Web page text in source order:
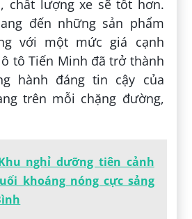
chất lượng xe sẽ tốt hơn.
đến những sản phẩm
với một mức giá cạnh
tô Tiến Minh đã trở thành
hành đáng tin cậy của
trên mỗi chặng đường,
nghỉ dưỡng tiên cảnh
khoáng nóng cực sảng